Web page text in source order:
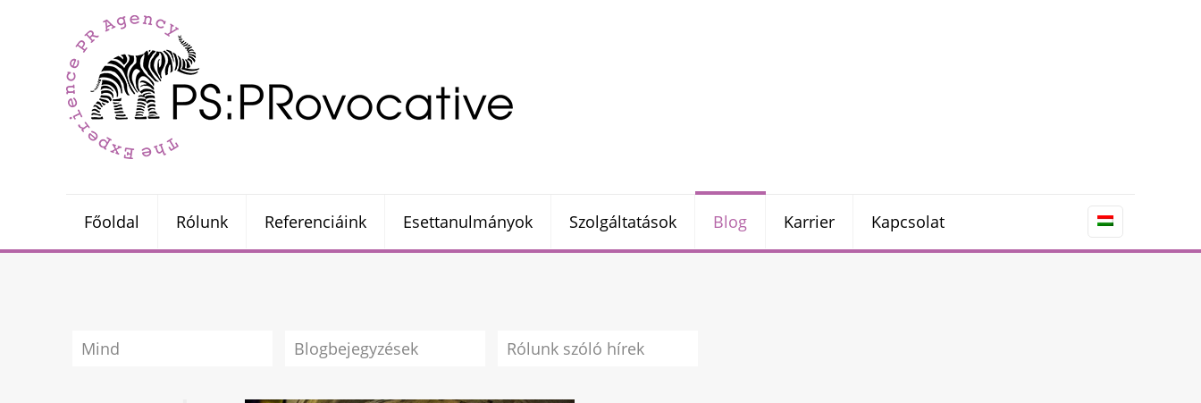
Főoldal Rólunk Referenciáink Esettanulmányok Szolgáltatások Blog Karrier Kapcsolat
Mind Blogbejegyzések Rólunk szóló hírek